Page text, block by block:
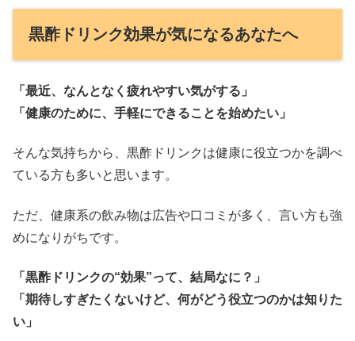
黒酢ドリンク効果が気になるあなたへ
「最近、なんとなく疲れやすい気がする」
「健康のために、手軽にできることを始めたい」
そんな気持ちから、黒酢ドリンクは健康に役立つかを調べ
ている方も多いと思います。
ただ、健康系の飲み物は広告や口コミが多く、言い方も強
めになりがちです。
「黒酢ドリンクの“効果”って、結局なに？」
「期待しすぎたくないけど、何がどう役立つのかは知りた
い」